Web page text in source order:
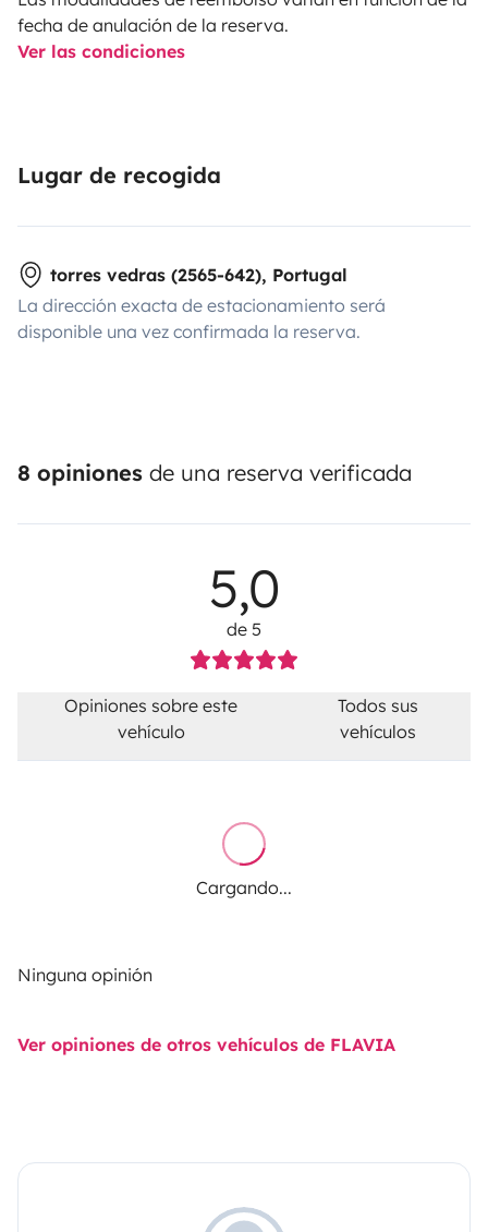
fecha de anulación de la reserva.
Ver las condiciones
Lugar de recogida
torres vedras (2565-642), Portugal
La dirección exacta de estacionamiento será
disponible una vez confirmada la reserva.
8 opiniones de una reserva verificada
5,0
de 5
Opiniones sobre este
vehículo
Todos sus
vehículos
Cargando...
Ninguna opinión
Ver opiniones de otros vehículos de FLAVIA